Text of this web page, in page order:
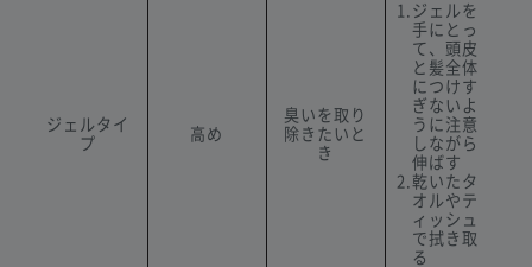
ジェルタイ
プ
高め
臭いを取り
除きたいと
き
1.ジェルを
手にとっ
て、頭皮
と髪全体
につけす
ぎないよ
うに注意
しながら
伸ばす
2.乾いたタ
オルやテ
ィッシュ
で拭き取
る